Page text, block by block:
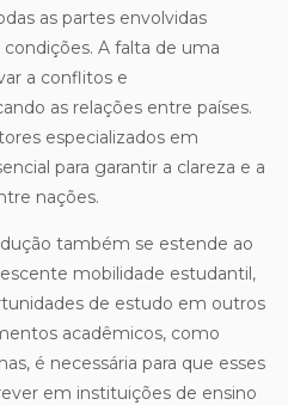
as partes envolvidas
A falta de uma
a conflitos e
as relações entre países.
especializados em
para garantir a clareza e a
nações.
também se estende ao
mobilidade estudantil,
de estudo em outros
acadêmicos, como
é necessária para que esses
em instituições de ensino